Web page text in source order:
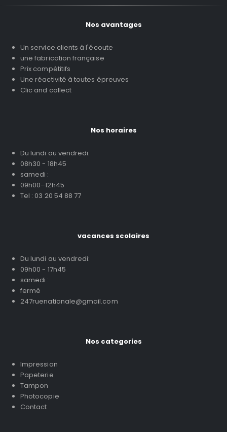
Nos avantages
Un service clients à l'écoute
une fabrication française
Prix compétitifs
Une réactivité à toutes épreuves
Clic and collect
Nos horaires
Du lundi au vendredi:
08h30 - 18h45
samedi :
09h00–12h45
Tel : 03 20 54 88 77
vacances scolaires
Du lundi au vendredi:
09h00 - 17h45
samedi :
fermé
247ruenationale@gmail.com
Nos categories
Impression
Papeterie
Tampon
Photocopie
Contact